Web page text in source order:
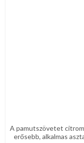
A pamutszövetet
erősebb, alkalmas